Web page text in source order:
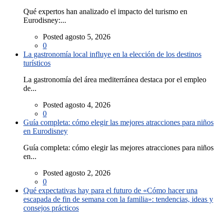
Qué expertos han analizado el impacto del turismo en
Eurodisney:...
Posted agosto 5, 2026
0
La gastronomía local influye en la elección de los destinos
turísticos
La gastronomía del área mediterránea destaca por el empleo
de...
Posted agosto 4, 2026
0
Guía completa: cómo elegir las mejores atracciones para niños
en Eurodisney
Guía completa: cómo elegir las mejores atracciones para niños
en...
Posted agosto 2, 2026
0
Qué expectativas hay para el futuro de «Cómo hacer una
escapada de fin de semana con la familia»: tendencias, ideas y
consejos prácticos